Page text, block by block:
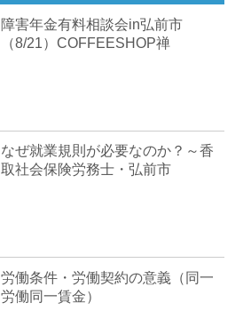
障害年金有料相談会in弘前市
（8/21）COFFEESHOP禅
なぜ就業規則が必要なのか？～香
取社会保険労務士・弘前市
労働条件・労働契約の意義（同一
労働同一賃金）